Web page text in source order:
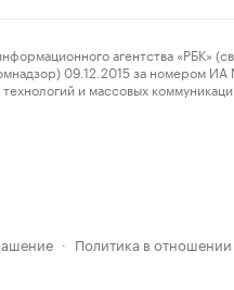
агентства «РБК»
09.12.2015 за номером
и массовых
· Политика в